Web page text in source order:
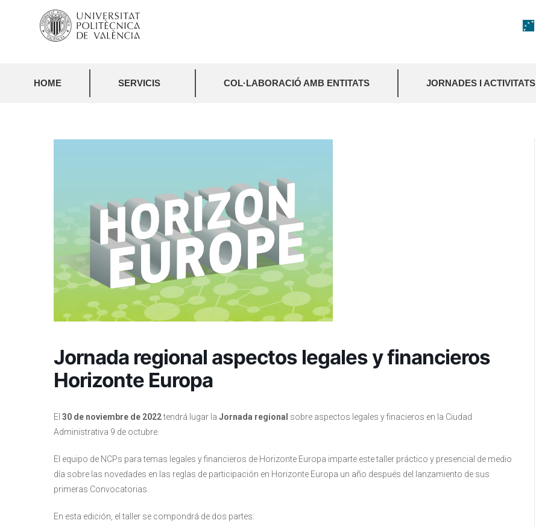
HOME SERVICIS COL·LABORACIÓ AMB ENTITATS JORNADES I ACTIVITATS
Jornada regional aspectos legales y financieros
Horizonte Europa
El 30 de noviembre de 2022tendrá lugar la Jornada regional sobre aspectos legales y finacieros en la Ciudad
Administrativa 9 de octubre.
El equipo de NCPs para temas legales y financieros de Horizonte Europa imparte este taller práctico y presencial de medio
día sobre las novedades en las reglas de participación en Horizonte Europa un año después del lanzamiento de sus
primeras Convocatorias.
En esta edición, el taller se compondrá de dos partes: